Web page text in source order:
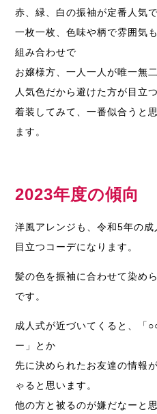
赤、緑、白の振袖が定番人気で
一枚一枚、色味や柄で雰囲気
組み合わせで
お嬢様方、一人一人が唯一無
人気色だから避けた方が目立
着装してみて、一番似合うと
ます。
2023年度の傾向
洋風アレンジも、令和5年の
目立つコーデになります。
髪の色を振袖に合わせて染め
です。
成人式が近づいてくると、「
ー」とか
先に決められたお友達の情報
ゃると思います。
他の方と被るのが嫌だなーと